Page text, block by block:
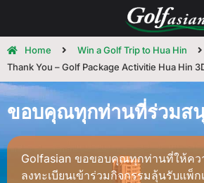
Home
Win a Golf Trip to Hua Hin
Thank You – Golf Package Activitie Hua Hin
ขอบคุณทุกท่านที่ร่วมส
Golfasian ขอขอบคุณทุกท่านที่ให้คว
ลงทะเบียนเข้าร่วมกิจกรรมลุ้นรับแพ็ก